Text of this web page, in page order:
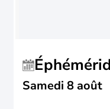
Samedi 8 août